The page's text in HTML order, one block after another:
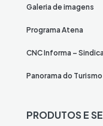
Galeria de imagens
Programa Atena
CNC Informa –
Panorama do Turismo
PRODUTOS E